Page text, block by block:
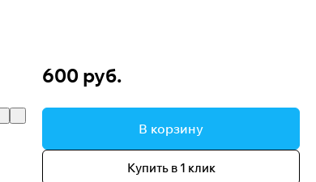
600 руб.
В корзину
Купить в 1 клик